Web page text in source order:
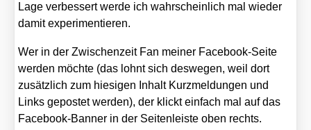
Lage ver­bes­sert wer­de ich wahr­schein­lich mal wie­der
damit expe­ri­men­tie­ren.
Wer in der Zwi­schen­zeit Fan mei­ner Face­book-Sei­te
wer­den möch­te (das lohnt sich des­we­gen, weil dort
zusätz­lich zum hie­si­gen Inhalt Kurz­mel­dun­gen und
Links gepos­tet wer­den), der klickt ein­fach mal auf das
Face­book-Ban­ner in der Sei­ten­leis­te oben rechts.